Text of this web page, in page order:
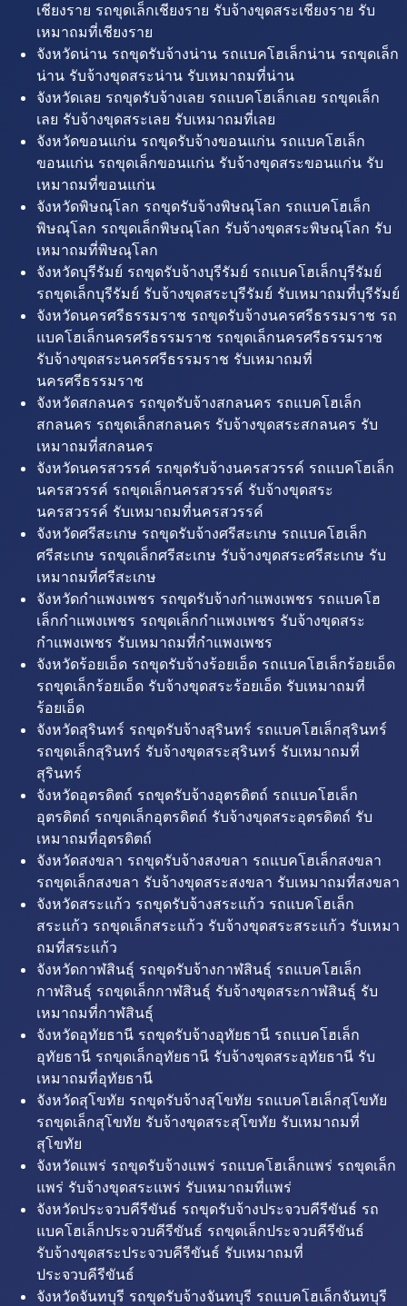
เชียงราย รถขุดเล็กเชียงราย รับจ้างขุดสระเชียงราย รับ
เหมาถมที่เชียงราย
จังหวัดน่าน รถขุดรับจ้างน่าน รถแบคโฮเล็กน่าน รถขุดเล็ก
น่าน รับจ้างขุดสระน่าน รับเหมาถมที่น่าน
จังหวัดเลย รถขุดรับจ้างเลย รถแบคโฮเล็กเลย รถขุดเล็ก
เลย รับจ้างขุดสระเลย รับเหมาถมที่เลย
จังหวัดขอนแก่น รถขุดรับจ้างขอนแก่น รถแบคโฮเล็ก
ขอนแก่น รถขุดเล็กขอนแก่น รับจ้างขุดสระขอนแก่น รับ
เหมาถมที่ขอนแก่น
จังหวัดพิษณุโลก รถขุดรับจ้างพิษณุโลก รถแบคโฮเล็ก
พิษณุโลก รถขุดเล็กพิษณุโลก รับจ้างขุดสระพิษณุโลก รับ
เหมาถมที่พิษณุโลก
จังหวัดบุรีรัมย์ รถขุดรับจ้างบุรีรัมย์ รถแบคโฮเล็กบุรีรัมย์
รถขุดเล็กบุรีรัมย์ รับจ้างขุดสระบุรีรัมย์ รับเหมาถมที่บุรีรัมย์
จังหวัดนครศรีธรรมราช รถขุดรับจ้างนครศรีธรรมราช รถ
แบคโฮเล็กนครศรีธรรมราช รถขุดเล็กนครศรีธรรมราช
รับจ้างขุดสระนครศรีธรรมราช รับเหมาถมที่
นครศรีธรรมราช
จังหวัดสกลนคร รถขุดรับจ้างสกลนคร รถแบคโฮเล็ก
สกลนคร รถขุดเล็กสกลนคร รับจ้างขุดสระสกลนคร รับ
เหมาถมที่สกลนคร
จังหวัดนครสวรรค์ รถขุดรับจ้างนครสวรรค์ รถแบคโฮเล็ก
นครสวรรค์ รถขุดเล็กนครสวรรค์ รับจ้างขุดสระ
นครสวรรค์ รับเหมาถมที่นครสวรรค์
จังหวัดศรีสะเกษ รถขุดรับจ้างศรีสะเกษ รถแบคโฮเล็ก
ศรีสะเกษ รถขุดเล็กศรีสะเกษ รับจ้างขุดสระศรีสะเกษ รับ
เหมาถมที่ศรีสะเกษ
จังหวัดกำแพงเพชร รถขุดรับจ้างกำแพงเพชร รถแบคโฮ
เล็กกำแพงเพชร รถขุดเล็กกำแพงเพชร รับจ้างขุดสระ
กำแพงเพชร รับเหมาถมที่กำแพงเพชร
จังหวัดร้อยเอ็ด รถขุดรับจ้างร้อยเอ็ด รถแบคโฮเล็กร้อยเอ็ด
รถขุดเล็กร้อยเอ็ด รับจ้างขุดสระร้อยเอ็ด รับเหมาถมที่
ร้อยเอ็ด
จังหวัดสุรินทร์ รถขุดรับจ้างสุรินทร์ รถแบคโฮเล็กสุรินทร์
รถขุดเล็กสุรินทร์ รับจ้างขุดสระสุรินทร์ รับเหมาถมที่
สุรินทร์
จังหวัดอุตรดิตถ์ รถขุดรับจ้างอุตรดิตถ์ รถแบคโฮเล็ก
อุตรดิตถ์ รถขุดเล็กอุตรดิตถ์ รับจ้างขุดสระอุตรดิตถ์ รับ
เหมาถมที่อุตรดิตถ์
จังหวัดสงขลา รถขุดรับจ้างสงขลา รถแบคโฮเล็กสงขลา
รถขุดเล็กสงขลา รับจ้างขุดสระสงขลา รับเหมาถมที่สงขลา
จังหวัดสระแก้ว รถขุดรับจ้างสระแก้ว รถแบคโฮเล็ก
สระแก้ว รถขุดเล็กสระแก้ว รับจ้างขุดสระสระแก้ว รับเหมา
ถมที่สระแก้ว
จังหวัดกาฬสินธุ์ รถขุดรับจ้างกาฬสินธุ์ รถแบคโฮเล็ก
กาฬสินธุ์ รถขุดเล็กกาฬสินธุ์ รับจ้างขุดสระกาฬสินธุ์ รับ
เหมาถมที่กาฬสินธุ์
จังหวัดอุทัยธานี รถขุดรับจ้างอุทัยธานี รถแบคโฮเล็ก
อุทัยธานี รถขุดเล็กอุทัยธานี รับจ้างขุดสระอุทัยธานี รับ
เหมาถมที่อุทัยธานี
จังหวัดสุโขทัย รถขุดรับจ้างสุโขทัย รถแบคโฮเล็กสุโขทัย
รถขุดเล็กสุโขทัย รับจ้างขุดสระสุโขทัย รับเหมาถมที่
สุโขทัย
จังหวัดแพร่ รถขุดรับจ้างแพร่ รถแบคโฮเล็กแพร่ รถขุดเล็ก
แพร่ รับจ้างขุดสระแพร่ รับเหมาถมที่แพร่
จังหวัดประจวบคีรีขันธ์ รถขุดรับจ้างประจวบคีรีขันธ์ รถ
แบคโฮเล็กประจวบคีรีขันธ์ รถขุดเล็กประจวบคีรีขันธ์
รับจ้างขุดสระประจวบคีรีขันธ์ รับเหมาถมที่
ประจวบคีรีขันธ์
จังหวัดจันทบุรี รถขุดรับจ้างจันทบุรี รถแบคโฮเล็กจันทบุรี